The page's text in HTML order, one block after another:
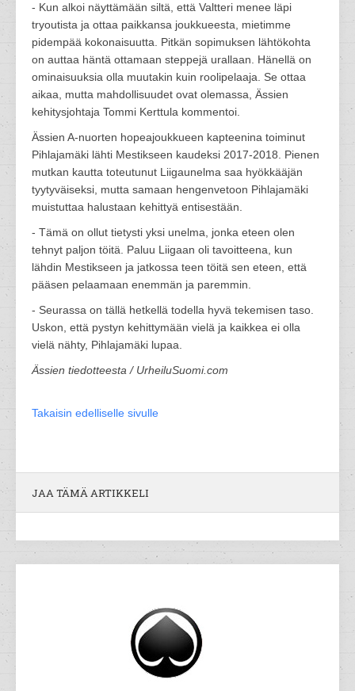
- Kun alkoi näyttämään siltä, että Valtteri menee läpi
tryoutista ja ottaa paikkansa joukkueesta, mietimme
pidempää kokonaisuutta. Pitkän sopimuksen lähtökohta
on auttaa häntä ottamaan steppejä urallaan. Hänellä on
ominaisuuksia olla muutakin kuin roolipelaaja. Se ottaa
aikaa, mutta mahdollisuudet ovat olemassa, Ässien
kehitysjohtaja Tommi Kerttula kommentoi.
Ässien A-nuorten hopeajoukkueen kapteenina toiminut
Pihlajamäki lähti Mestikseen kaudeksi 2017-2018. Pienen
mutkan kautta toteutunut Liigaunelma saa hyökkääjän
tyytyväiseksi, mutta samaan hengenvetoon Pihlajamäki
muistuttaa halustaan kehittyä entisestään.
- Tämä on ollut tietysti yksi unelma, jonka eteen olen
tehnyt paljon töitä. Paluu Liigaan oli tavoitteena, kun
lähdin Mestikseen ja jatkossa teen töitä sen eteen, että
pääsen pelaamaan enemmän ja paremmin.
- Seurassa on tällä hetkellä todella hyvä tekemisen taso.
Uskon, että pystyn kehittymään vielä ja kaikkea ei olla
vielä nähty, Pihlajamäki lupaa.
Ässien tiedotteesta / UrheiluSuomi.com
Takaisin edelliselle sivulle
JAA TÄMÄ ARTIKKELI